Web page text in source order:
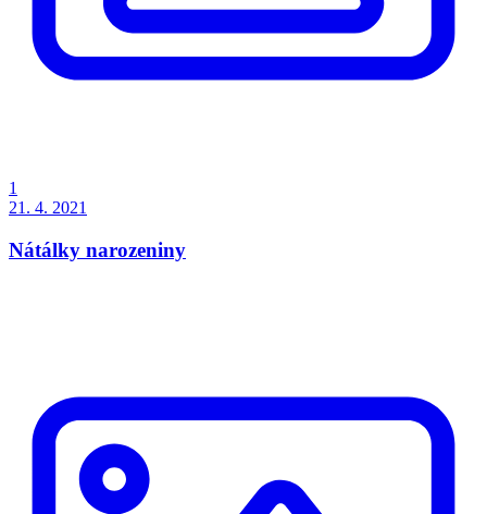
1
21. 4. 2021
Nátálky narozeniny